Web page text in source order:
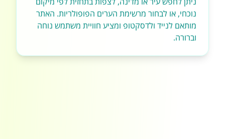
נוכחי, או לבחור מרשימת הערים הפופולריות. האתר
מותאם לנייד ולדסקטופ ומציע חוויית משתמש נוחה
וברורה.